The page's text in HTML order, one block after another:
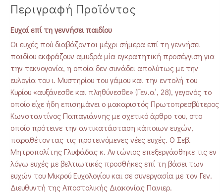
Περιγραφή Προϊόντος
Ευχαί επί τη γεννήσει παιδίου
Οι ευχές πού διαβάζονται μέχρι σήμερα επί τη γεννήσει
παιδίου εκφράζουν αμυδρά μία εγκρατητική προσέγγιση για
την τεκνογονία, η οποία δεν συνάδει απολύτως με την
ευλογία του ι. Μυστηρίου του γάμου και την εντολή του
Κυρίου «αυξάνεσθε και πληθύνεσθε» (Γεν.α΄, 28), γεγονός το
οποίο είχε ήδη επισημάνει ο μακαριστός Πρωτοπρεσβύτερος
Κωνσταντίνος Παπαγιάννης με σχετικό ἀρθρο του, στο
οποίο πρότεινε την αντικατάσταση κάποιων ευχών,
παραθέτοντας τις προτεινόμενες νέες ευχές. Ο Σεβ.
Μητροπολίτης Γλυφάδας κ. Αντώνιος επεξεργάσθηκε τις εν
λόγω ευχές με βελτιωτικές προσθήκες επί τη βάσει των
ευχών του Μικρού Ευχολογίου και σε συνεργασία με τον Γεν.
Διευθυντή της Αποστολικής Διακονίας Πανιερ.